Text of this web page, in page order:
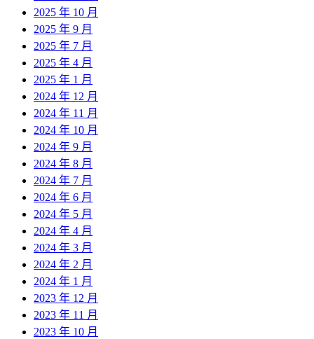
2025 年 10 月
2025 年 9 月
2025 年 7 月
2025 年 4 月
2025 年 1 月
2024 年 12 月
2024 年 11 月
2024 年 10 月
2024 年 9 月
2024 年 8 月
2024 年 7 月
2024 年 6 月
2024 年 5 月
2024 年 4 月
2024 年 3 月
2024 年 2 月
2024 年 1 月
2023 年 12 月
2023 年 11 月
2023 年 10 月